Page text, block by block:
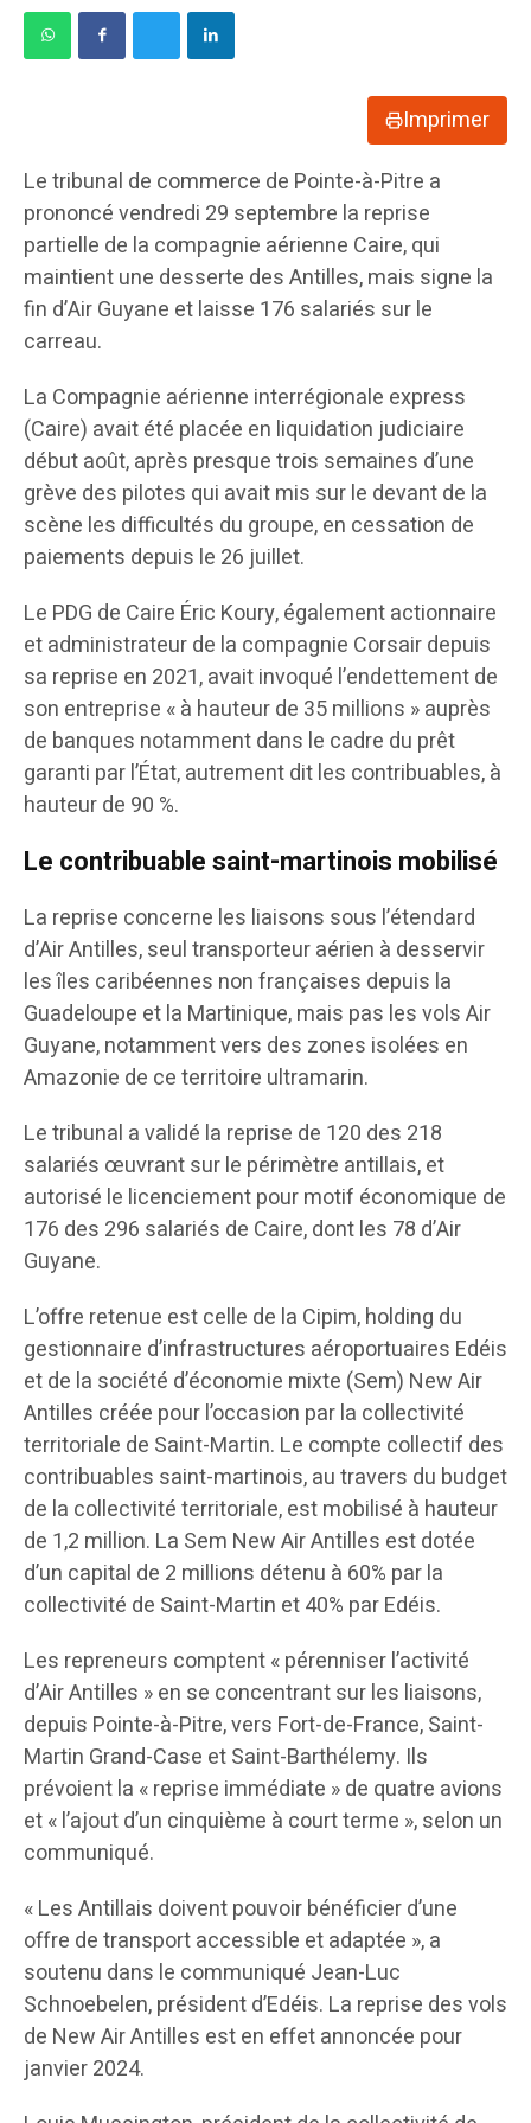
Imprimer
Le tribunal de commerce de Pointe-à-Pitre a
prononcé vendredi 29 septembre la reprise
partielle de la compagnie aérienne Caire, qui
maintient une desserte des Antilles, mais signe la
fin d’Air Guyane et laisse 176 salariés sur le
carreau.
La Compagnie aérienne interrégionale express
(Caire) avait été placée en liquidation judiciaire
début août, après presque trois semaines d’une
grève des pilotes qui avait mis sur le devant de la
scène les difficultés du groupe, en cessation de
paiements depuis le 26 juillet.
Le PDG de Caire Éric Koury, également actionnaire
et administrateur de la compagnie Corsair depuis
sa reprise en 2021, avait invoqué l’endettement de
son entreprise « à hauteur de 35 millions » auprès
de banques notamment dans le cadre du prêt
garanti par l’État, autrement dit les contribuables, à
hauteur de 90 %.
Le contribuable saint-martinois mobilisé
La reprise concerne les liaisons sous l’étendard
d’Air Antilles, seul transporteur aérien à desservir
les îles caribéennes non françaises depuis la
Guadeloupe et la Martinique, mais pas les vols Air
Guyane, notamment vers des zones isolées en
Amazonie de ce territoire ultramarin.
Le tribunal a validé la reprise de 120 des 218
salariés œuvrant sur le périmètre antillais, et
autorisé le licenciement pour motif économique de
176 des 296 salariés de Caire, dont les 78 d’Air
Guyane.
L’offre retenue est celle de la Cipim, holding du
gestionnaire d’infrastructures aéroportuaires Edéis
et de la société d’économie mixte (Sem) New Air
Antilles créée pour l’occasion par la collectivité
territoriale de Saint-Martin. Le compte collectif des
contribuables saint-martinois, au travers du budget
de la collectivité territoriale, est mobilisé à hauteur
de 1,2 million. La Sem New Air Antilles est dotée
d’un capital de 2 millions détenu à 60% par la
collectivité de Saint-Martin et 40% par Edéis.
Les repreneurs comptent « pérenniser l’activité
d’Air Antilles » en se concentrant sur les liaisons,
depuis Pointe-à-Pitre, vers Fort-de-France, Saint-
Martin Grand-Case et Saint-Barthélemy. Ils
prévoient la « reprise immédiate » de quatre avions
et « l’ajout d’un cinquième à court terme », selon un
communiqué.
« Les Antillais doivent pouvoir bénéficier d’une
offre de transport accessible et adaptée », a
soutenu dans le communiqué Jean-Luc
Schnoebelen, président d’Edéis. La reprise des vols
de New Air Antilles est en effet annoncée pour
janvier 2024.